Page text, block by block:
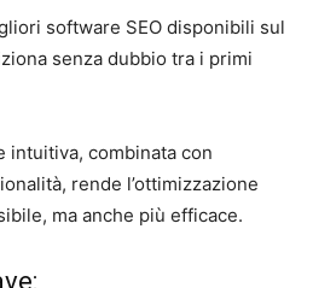
software SEO disponibili sul
senza dubbio tra i primi
intuitiva, combinata con
rende l’ottimizzazione
ma anche più efficace.